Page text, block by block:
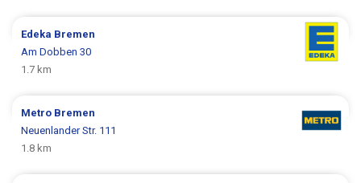
Edeka Bremen
Am Dobben 30
1.7 km
Metro Bremen
Neuenlander Str. 111
1.8 km